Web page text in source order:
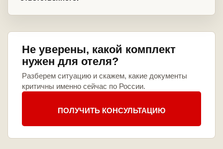
Не уверены, какой комплект
нужен для отеля?
Разберем ситуацию и скажем, какие документы
критичны именно сейчас по России.
ПОЛУЧИТЬ КОНСУЛЬТАЦИЮ